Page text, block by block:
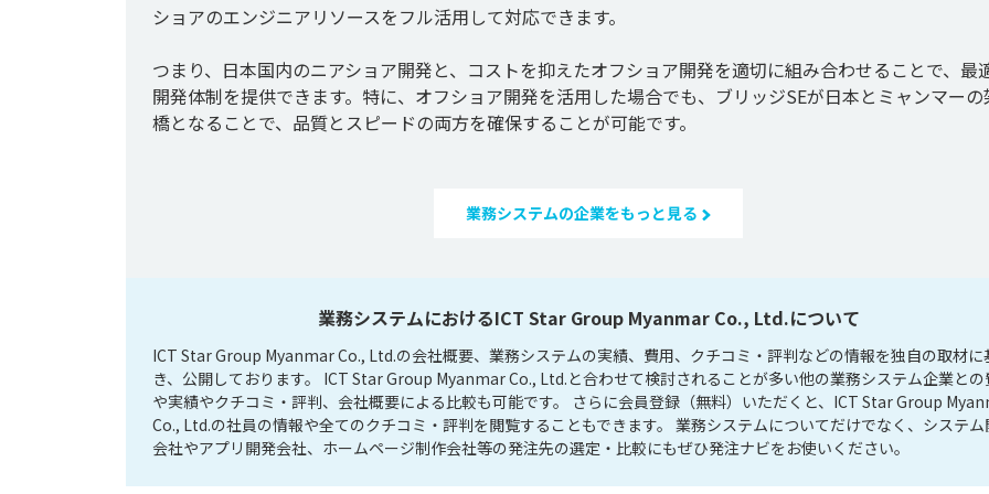
ショアのエンジニアリソースをフル活用して対応できます。
つまり、日本国内のニアショア開発と、コストを抑えたオフショア開発を適切に組み合わせることで、最
開発体制を提供できます。特に、オフショア開発を活用した場合でも、ブリッジSEが日本とミャンマーの
業務システムの企業をもっと見る
業務システムにおけるICT Star Group Myanmar Co., Ltd.について
ICT Star Group Myanmar Co., Ltd.の会社概要、業務システムの実績、費用、クチコミ・評判などの情報を独自の取材に
き、公開しております。 ICT Star Group Myanmar Co., Ltd.と合わせて検討されることが多い他の業務システム企業との
や実績やクチコミ・評判、会社概要による比較も可能です。 さらに会員登録（無料）いただくと、ICT Star Group
Co., Ltd.の社員の情報や全てのクチコミ・評判を閲覧することもできます。 業務システムについてだけでなく、システム
会社やアプリ開発会社、ホームページ制作会社等の発注先の選定・比較にもぜひ発注ナビをお使いください。